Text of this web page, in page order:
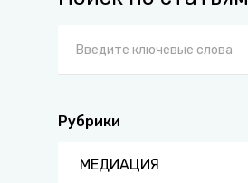
Рубрики
МЕДИАЦИЯ